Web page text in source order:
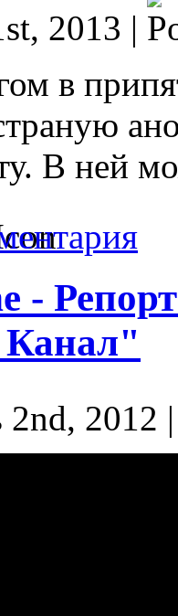
2013 |
в
В ней
-
2nd, 2012